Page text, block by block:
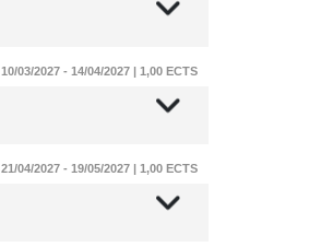
10/03/2027 - 14/04/2027 | 1,00 ECTS
21/04/2027 - 19/05/2027 | 1,00 ECTS